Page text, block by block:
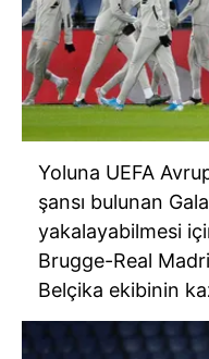
Yoluna UEFA
şansı bulunan
yakalayabilmesi
Brugge-Real
Belçika ekibinin